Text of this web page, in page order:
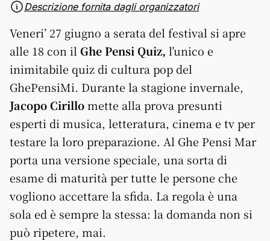
Descrizione fornita dagli organizzatori
Veneri’ 27 giugno a serata del festival si apre
alle 18 con ilGhe Pensi Quiz, l’unico e
inimitabile quiz di cultura pop del
GhePensiMi. Durante la stagione invernale,
Jacopo Cirillomette alla prova presunti
esperti di musica, letteratura, cinema e tv per
testare la loro preparazione. Al Ghe Pensi Mar
porta una versione speciale, una sorta di
esame di maturità per tutte le persone che
vogliono accettare la sfida. La regola è una
sola ed è sempre la stessa: la domanda non si
può ripetere, mai.